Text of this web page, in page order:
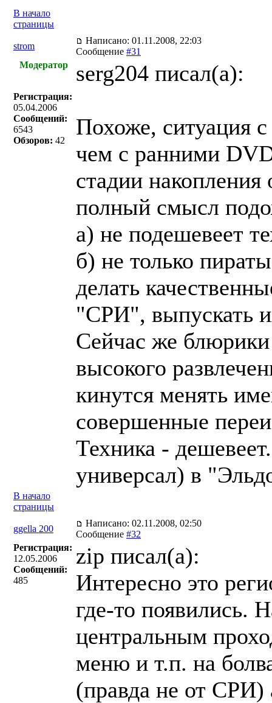
В начало
страницы
strom
Написано: 01.11.2008, 22:03
Сообщение #31
Модератор
Регистрация:
05.04.2006
Сообщений:
6543
Обзоров: 42
serg204 писал(a):
Похоже, ситуация
чем с ранними
стадии
полный смысл
а) не подешевеет
б) не только
делать
"СРИ", выпускать
Сейчас же блюрики
высокого
кинутся менять
совершенные
Техника -
универсал) в
В начало
страницы
ggella 200
Написано: 02.11.2008, 02:50
Сообщение #32
Регистрация:
12.05.2006
Сообщений:
485
zip писал(a):
Интересно это
где-то появились.
центральным
меню и т.п. на
(правда не от СРИ)